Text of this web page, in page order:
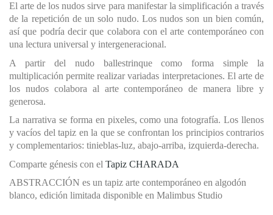
El arte de los nudos sirve para manifestar la simplificación a través
de la repetición de un solo nudo. Los nudos son un bien común,
así que podría decir que colabora con el arte contemporáneo con
una lectura universal y intergeneracional.
A partir del nudo ballestrinque como forma simple la
multiplicación permite realizar variadas interpretaciones. El arte de
los nudos colabora al arte contemporáneo de manera libre y
generosa.
La narrativa se forma en pixeles, como una fotografía. Los llenos
y vacíos del tapiz en la que se confrontan los principios contrarios
y complementarios: tinieblas-luz, abajo-arriba, izquierda-derecha.
Comparte génesis con el Tapiz CHARADA
ABSTRACCIÓN es un tapiz arte contemporáneo en algodón
blanco, edición limitada disponible en Malimbus Studio